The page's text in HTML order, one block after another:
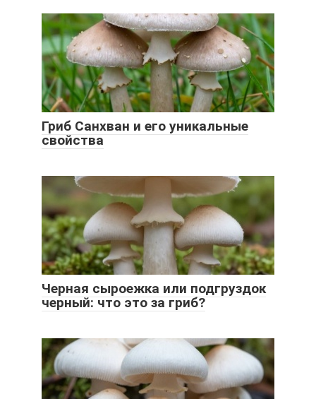
Гриб Санхван и его уникальные
свойства
Черная сыроежка или подгруздок
черный: что это за гриб?